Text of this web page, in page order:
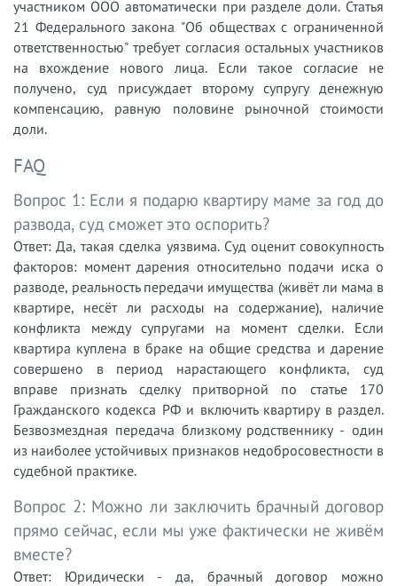
участником ООО автоматически при разделе доли. Статья
21 Федерального закона "Об обществах с ограниченной
ответственностью" требует согласия остальных участников
на вхождение нового лица. Если такое согласие не
получено, суд присуждает второму супругу денежную
компенсацию, равную половине рыночной стоимости
доли.
FAQ
Вопрос 1: Если я подарю квартиру маме за год до
развода, суд сможет это оспорить?
Ответ: Да, такая сделка уязвима. Суд оценит совокупность
факторов: момент дарения относительно подачи иска о
разводе, реальность передачи имущества (живёт ли мама в
квартире, несёт ли расходы на содержание), наличие
конфликта между супругами на момент сделки. Если
квартира куплена в браке на общие средства и дарение
совершено в период нарастающего конфликта, суд
вправе признать сделку притворной по статье 170
Гражданского кодекса РФ и включить квартиру в раздел.
Безвозмездная передача близкому родственнику - один
из наиболее устойчивых признаков недобросовестности в
судебной практике.
Вопрос 2: Можно ли заключить брачный договор
прямо сейчас, если мы уже фактически не живём
вместе?
Ответ: Юридически - да, брачный договор можно